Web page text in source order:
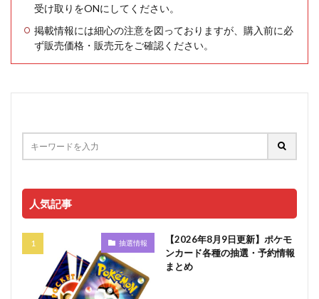
受け取りをONにしてください。
掲載情報には細心の注意を図っておりますが、購入前に必
ず販売価格・販売元をご確認ください。
人気記事
抽選情報
【2026年8月9日更新】ポケモ
ンカード各種の抽選・予約情報
まとめ